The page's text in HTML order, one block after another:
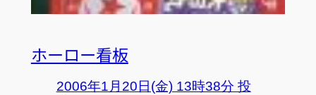
ホーロー看板
2006年1月20日(金) 13時38分 投